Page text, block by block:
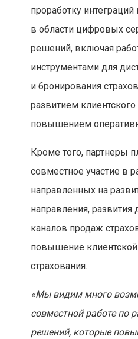
проработку
в области цифровых
решений, включая
инструментами для
и бронирования
развитием
повышением
Кроме того, партнеры
совместное участие в
направленных на
направления, развития
каналов продаж
повышение
страхования.
«Мы видим много
совместной работе по
решений, которые